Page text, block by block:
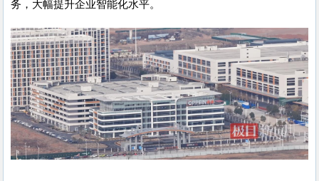
务，大幅提升企业智能化水平。